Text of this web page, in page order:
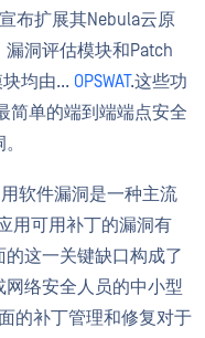
布扩展其Nebula云原
洞评估模块和Patch
均由... OPSWAT.这些功
简单的端到端端点安全
软件漏洞是一种主流
用可用补丁的漏洞有
这一关键缺口构成了
网络安全人员的中小型
的补丁管理和修复对于